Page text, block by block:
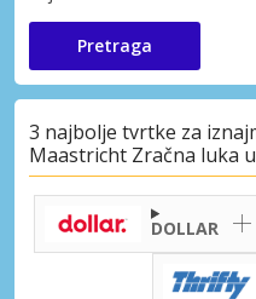
Pretraga
3 najbolje tvrtke za
Maastricht Zračna luka
DOLLAR